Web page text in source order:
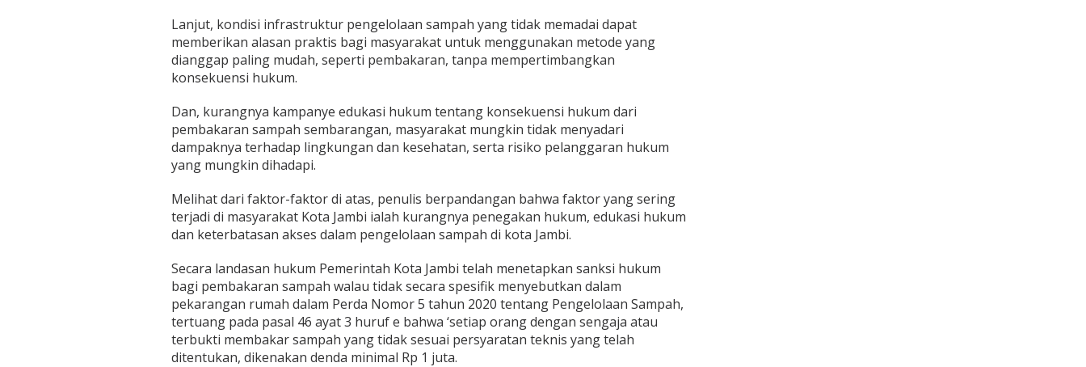
Lanjut, kondisi infrastruktur pengelolaan sampah yang tidak memadai dapat
memberikan alasan praktis bagi masyarakat untuk menggunakan metode yang
dianggap paling mudah, seperti pembakaran, tanpa mempertimbangkan
konsekuensi hukum.
Dan, kurangnya kampanye edukasi hukum tentang konsekuensi hukum dari
pembakaran sampah sembarangan, masyarakat mungkin tidak menyadari
dampaknya terhadap lingkungan dan kesehatan, serta risiko pelanggaran hukum
yang mungkin dihadapi.
Melihat dari faktor-faktor di atas, penulis berpandangan bahwa faktor yang sering
terjadi di masyarakat Kota Jambi ialah kurangnya penegakan hukum, edukasi hukum
dan keterbatasan akses dalam pengelolaan sampah di kota Jambi.
Secara landasan hukum Pemerintah Kota Jambi telah menetapkan sanksi hukum
bagi pembakaran sampah walau tidak secara spesifik menyebutkan dalam
pekarangan rumah dalam Perda Nomor 5 tahun 2020 tentang Pengelolaan Sampah,
tertuang pada pasal 46 ayat 3 huruf e bahwa ‘setiap orang dengan sengaja atau
terbukti membakar sampah yang tidak sesuai persyaratan teknis yang telah
ditentukan, dikenakan denda minimal Rp 1 juta.